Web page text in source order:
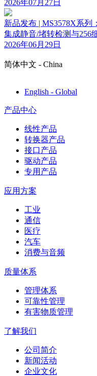
2026年07月27日
新品发布 | MS3578X系列
集成静音/堵转检测与256
2026年06月29日
简体中文 - China
English - Global
产品中心
线性产品
转换器产品
接口产品
驱动产品
专用产品
应用方案
工业
通信
医疗
汽车
消费与音频
质量体系
管理体系
可靠性管理
有害物质管理
了解我们
公司简介
新闻活动
企业文化